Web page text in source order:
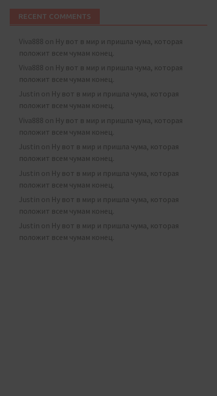
RECENT COMMENTS
Viva888 on Ну вот в мир и пришла чума, которая
положит всем чумам конец.
Viva888 on Ну вот в мир и пришла чума, которая
положит всем чумам конец.
Justin on Ну вот в мир и пришла чума, которая
положит всем чумам конец.
Viva888 on Ну вот в мир и пришла чума, которая
положит всем чумам конец.
Justin on Ну вот в мир и пришла чума, которая
положит всем чумам конец.
Justin on Ну вот в мир и пришла чума, которая
положит всем чумам конец.
Justin on Ну вот в мир и пришла чума, которая
положит всем чумам конец.
Justin on Ну вот в мир и пришла чума, которая
положит всем чумам конец.